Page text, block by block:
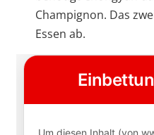
Champignon. Das
Essen ab.